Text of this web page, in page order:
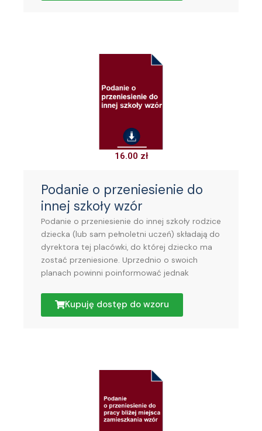
16.00 zł
Podanie o przeniesienie do
innej szkoły wzór
Podanie o przeniesienie do innej szkoły rodzice
dziecka (lub sam pełnoletni uczeń) składają do
dyrektora tej placówki, do której dziecko ma
zostać przeniesione. Uprzednio o swoich
planach powinni poinformować jednak
Kupuję dostęp do wzoru